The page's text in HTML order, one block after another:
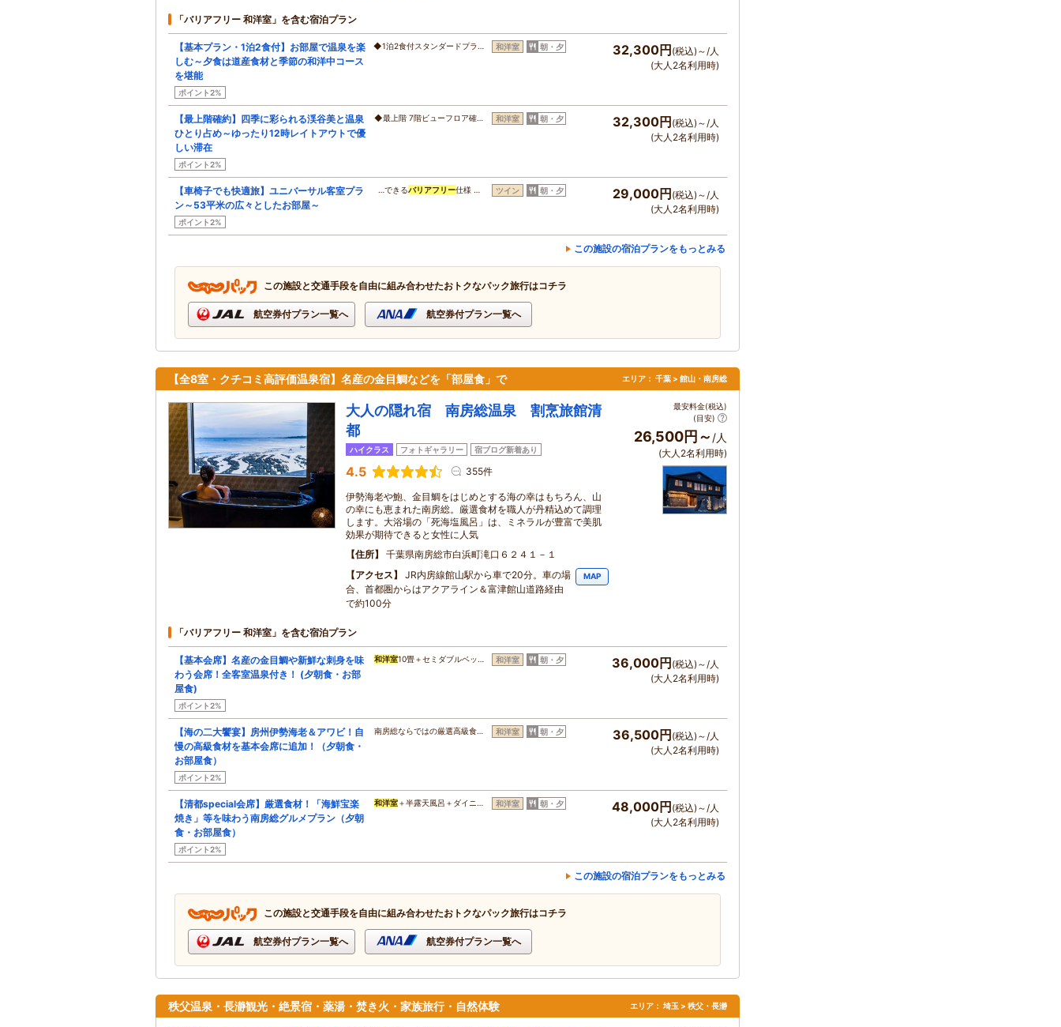
「バリアフリー 和洋室」を含む宿泊プラン
【基本プラン・1泊2食付】お部屋で温泉を楽
しむ～夕食は道産食材と季節の和洋中コース
を堪能
ポイント2%
◆1泊2食付スタンダードプラ… 和洋室 朝・夕 32,300円 (税込)～/人
(大人2名利用時)
【最上階確約】四季に彩られる渓谷美と温泉
ひとり占め～ゆったり12時レイトアウトで優
しい滞在
ポイント2%
◆最上階 7階ビューフロア確… 和洋室 朝・夕 32,300円 (税込)～/人
(大人2名利用時)
【車椅子でも快適旅】ユニバーサル客室プラ
ン～53平米の広々としたお部屋～
ポイント2%
…できるバリアフリー仕様 … ツイン 朝・夕 29,000円 (税込)～/人
(大人2名利用時)
この施設の宿泊プランをもっとみる
この施設と交通手段を自由に組み合わせたおトクなパック旅行はコチラ
航空券付プラン一覧へ 航空券付プラン一覧へ
【全8室・クチコミ高評価温泉宿】名産の金目鯛などを「部屋食」で エリア： 千葉 > 館山・南房総
大人の隠れ宿 南房総温泉 割烹旅館清
都
ハイクラス フォトギャラリー 宿ブログ新着あり
4.5 355件
伊勢海老や鮑、金目鯛をはじめとする海の幸はもちろん、山
の幸にも恵まれた南房総。厳選食材を職人が丹精込めて調理
します。大浴場の「死海塩風呂」は、ミネラルが豊富で美肌
効果が期待できると女性に人気
住所
千葉県南房総市白浜町滝口６２４１－１
アクセス
JR内房線館山駅から車で20分。車の場
合、首都圏からはアクアライン＆富津館山道路経由
で約100分
MAP
最安料金(税込)
(目安)
26,500円～ /人
(大人2名利用時)
「バリアフリー 和洋室」を含む宿泊プラン
【基本会席】名産の金目鯛や新鮮な刺身を味
わう会席！全客室温泉付き！ (夕朝食・お部
屋食)
ポイント2%
和洋室10畳＋セミダブルベッ… 和洋室 朝・夕 36,000円 (税込)～/人
(大人2名利用時)
【海の二大饗宴】房州伊勢海老＆アワビ！自
慢の高級食材を基本会席に追加！（夕朝食・
お部屋食）
ポイント2%
南房総ならではの厳選高級食… 和洋室 朝・夕 36,500円 (税込)～/人
(大人2名利用時)
【清都special会席】厳選食材！「海鮮宝楽
焼き」等を味わう南房総グルメプラン（夕朝
食・お部屋食）
ポイント2%
和洋室＋半露天風呂＋ダイニ… 和洋室 朝・夕 48,000円 (税込)～/人
(大人2名利用時)
この施設の宿泊プランをもっとみる
この施設と交通手段を自由に組み合わせたおトクなパック旅行はコチラ
航空券付プラン一覧へ 航空券付プラン一覧へ
秩父温泉・長瀞観光・絶景宿・薬湯・焚き火・家族旅行・自然体験 エリア： 埼玉 > 秩父・長瀞